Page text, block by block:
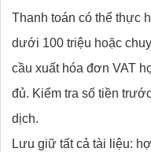
Thanh toán có thể thực
dưới 100 triệu hoặc
cầu xuất hóa đơn VAT
đủ. Kiểm tra số tiền
dịch.
Lưu giữ tất cả tài liệu: